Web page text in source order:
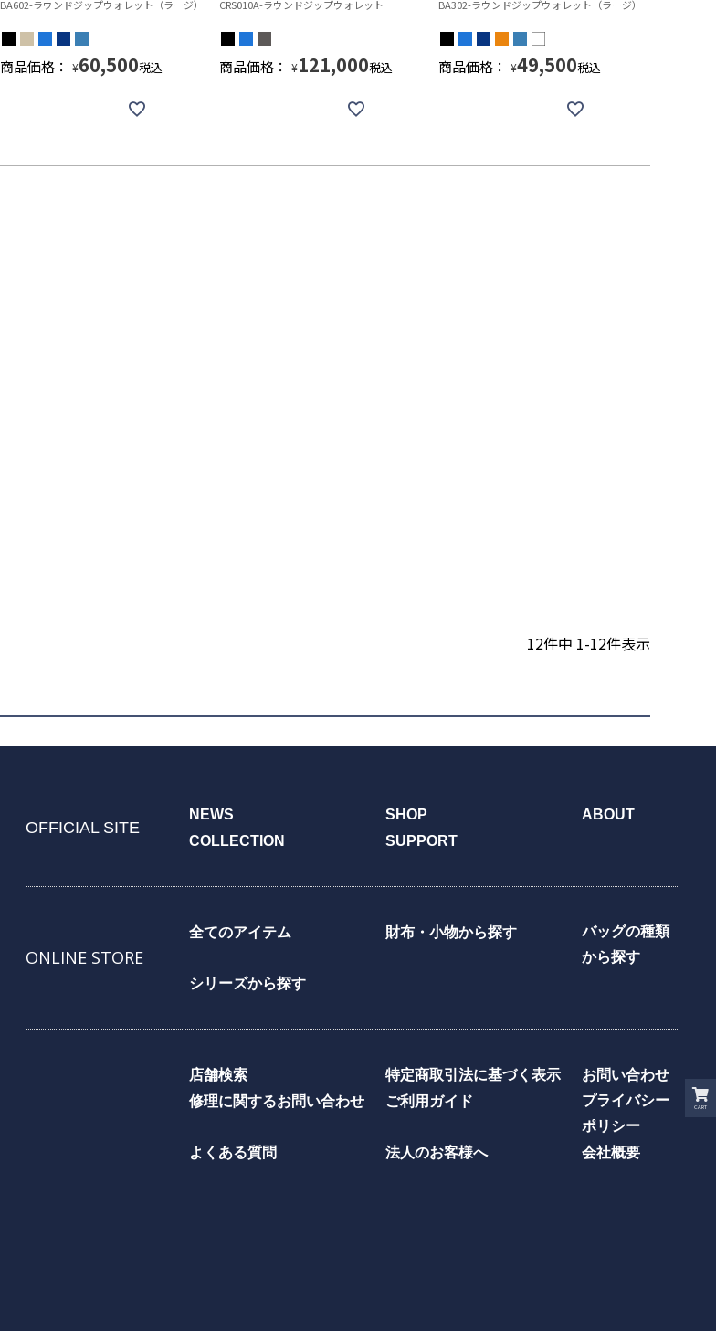
BA602-ラウンドジップウォレット（ラージ）
商品価格： ¥60,500税込
CRS010A-ラウンドジップウォレット
商品価格： ¥121,000税込
BA302-ラウンドジップウォレット（ラージ）
商品価格： ¥49,500税込
12件中 1-12件表示
CART
OFFICIAL SITE
NEWS SHOP
ABOUT
COLLECTION
SUPPORT
ONLINE STORE
全てのアイテム 財布・小物から探す
バッグの種類
から探す
シリーズから探す
店舗検索 特定商取引法に基づく表示
お問い合わせ
修理に関するお問い合わせ
ご利用ガイド
プライバシー
ポリシー
よくある質問
法人のお客様へ 会社概要